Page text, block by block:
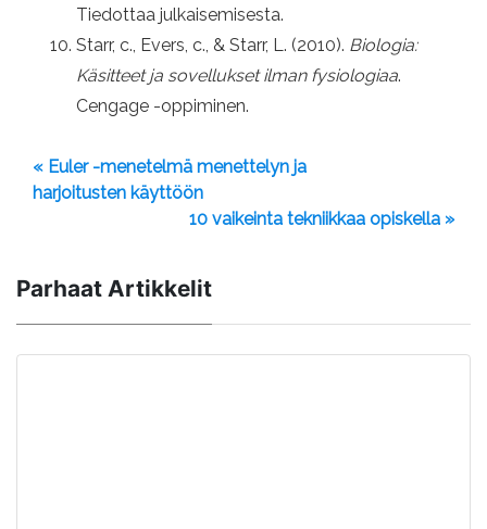
Tiedottaa julkaisemisesta.
Starr, c., Evers, c., & Starr, L. (2010). Biologia:
Käsitteet ja sovellukset ilman fysiologiaa.
Cengage -oppiminen.
« Euler -menetelmä menettelyn ja
harjoitusten käyttöön
10 vaikeinta tekniikkaa opiskella »
Parhaat Artikkelit